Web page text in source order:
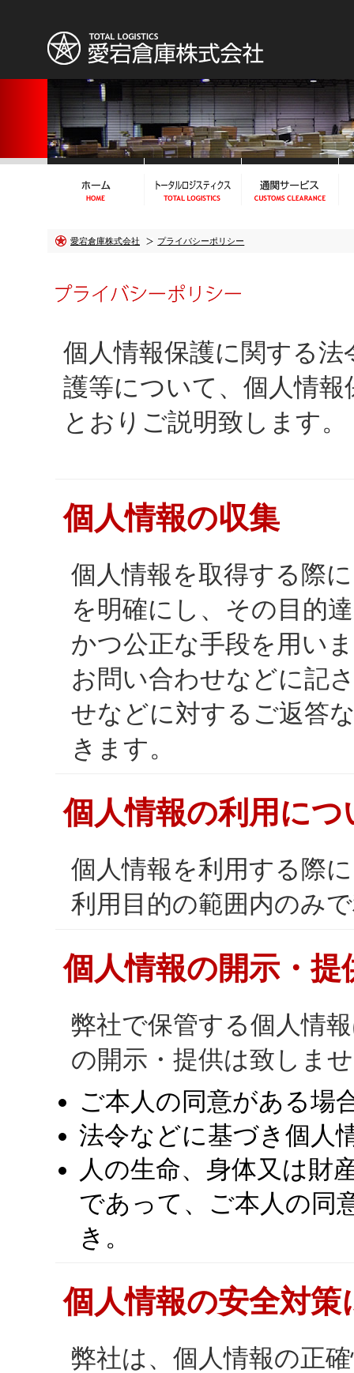
愛宕倉庫株式会社 プライバシーポリシー
個人情報保護に関する
護等について、個人情
とおりご説明致します。
個人情報の収集
個人情報を取得する際
を明確にし、その目的
かつ公正な手段を用い
お問い合わせなどに記
せなどに対するご返答
きます。
個人情報の利用につ
個人情報を利用する際
利用目的の範囲内のみ
個人情報の開示・提
弊社で保管する個人情
の開示・提供は致しま
ご本人の同意がある場
法令などに基づき個人
人の生命、身体又は財
であって、ご本人の同
き。
個人情報の安全対策
弊社は、個人情報の正